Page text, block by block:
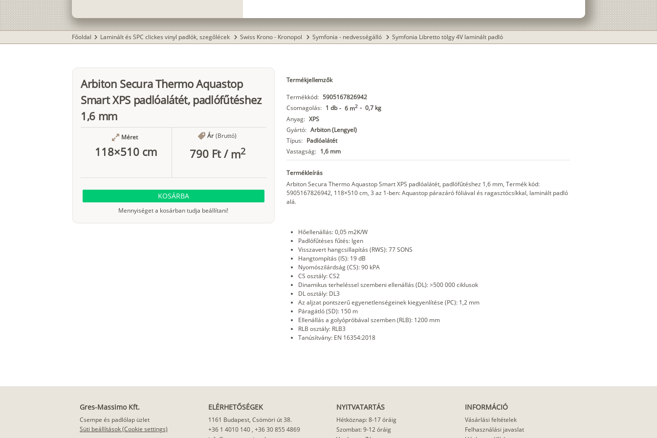
Főoldal chevron_right Laminált és SPC clickes vinyl padlók, szegőlécek chevron_right Swiss Krono - Kronopol chevron_right Symfonia - nedvességálló chevron_right Symfonia Libretto tölgy 4V laminált padló
Arbiton Secura Thermo Aquastop
Smart XPS padlóalátét, padlófűtéshez
1,6 mm
Méret
118×510 cm
Ár (Bruttó)
790 Ft/ m2
KOSÁRBA
Mennyiséget a kosárban tudja beállítani!
Termékjellemzők
Termékkód: 5905167826942
Csomagolás: 1 db - 6 m2 - 0,7 kg
Anyag: XPS
Gyártó: Arbiton (Lengyel)
Típus: Padlóalátét
Vastagság: 1,6 mm
Termékleírás
Arbiton Secura Thermo Aquastop Smart XPS padlóalátét, padlófűtéshez 1,6 mm, Termék kód:
5905167826942, 118×510 cm, 3 az 1-ben: Aquastop párazáró fóliával és ragasztócsíkkal, laminált padló
alá.
Hőellenállás: 0,05 m2K/W
Padlófűtéses fűtés: Igen
Visszavert hangcsillapítás (RWS): 77 SONS
Hangtompítás (IS): 19 dB
Nyomószilárdság (CS): 90 kPA
CS osztály: CS2
Dinamikus terheléssel szembeni ellenállás (DL): >500 000 ciklusok
DL osztály: DL3
Az aljzat pontszerű egyenetlenségeinek kiegyenlítése (PC): 1,2 mm
Páragátló (SD): 150 m
Ellenállás a golyópróbával szemben (RLB): 1200 mm
RLB osztály: RLB3
Tanúsítvány: EN 16354:2018
Gres-Massimo Kft.
Csempe és padlólap üzlet
Süti beállítások (Cookie settings)
ELÉRHETŐSÉGEK
1161 Budapest, Csömöri út 38.
+36 1 4010 140, +36 30 855 4869
NYITVATARTÁS
Hétköznap: 8-17 óráig
Szombat: 9-12 óráig
INFORMÁCIÓ
Vásárlási feltételek
Felhasználási javaslat